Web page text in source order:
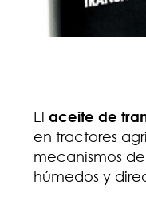
El aceite de
en tractores
mecanismos
húmedos y